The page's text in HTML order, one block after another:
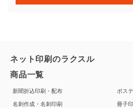
ネット印刷のラクスル
商品一覧
新聞折込印刷・配布
名刺作成・名刺印刷
ポス
冊子